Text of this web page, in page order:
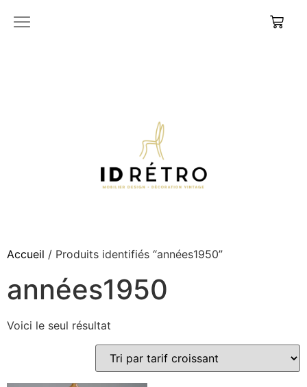
Accueil / Produits identifiés “années1950”
années1950
Voici le seul résultat